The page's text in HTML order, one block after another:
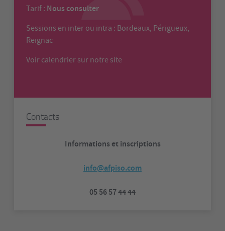
Tarif : Nous consulter
Sessions en inter ou intra : Bordeaux, Périgueux,
Reignac
Voir calendrier sur notre site
Contacts
Informations et inscriptions
info@afpiso.com
05 56 57 44 44